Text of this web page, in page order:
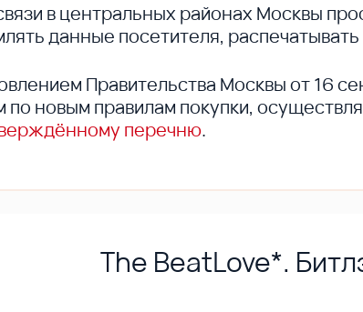
в центральных районах Москвы
данные посетителя,
Правительства Москвы от 16
новым правилам покупки,
перечню.
The BeatLove*.